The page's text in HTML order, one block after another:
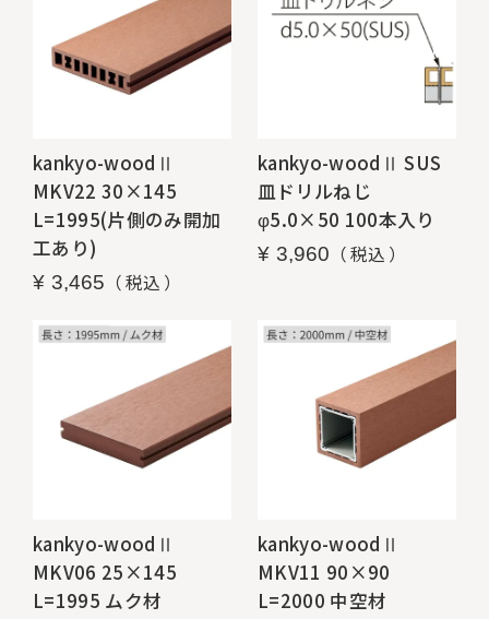
kankyo-woodⅡ
MKV22 30×145
L=1995(片側のみ開加
工あり)
¥ 3,465 税込
kankyo-woodⅡ SUS
皿ドリルねじ
φ5.0×50 100本入り
¥ 3,960 税込
kankyo-woodⅡ
MKV06 25×145
L=1995 ムク材
kankyo-woodⅡ
MKV11 90×90
L=2000 中空材